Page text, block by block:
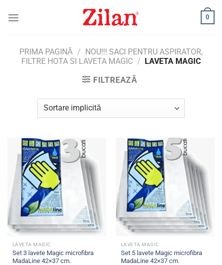
0
PRIMA PAGINĂ / NOU!!! SACI PENTRU ASPIRATOR,
FILTRE HOTA SI LAVETA MAGIC / LAVETA MAGIC
FILTREAZĂ
LAVETA MAGIC
Set 3 lavete Magic microfibra
MadaLine 42×37 cm.
LAVETA MAGIC
Set 5 lavete Magic microfibra
MadaLine 42×37 cm.